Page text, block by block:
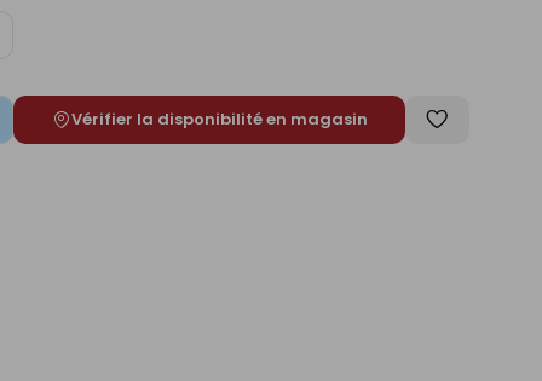
Vérifier la disponibilité en magasin
Enregistrer